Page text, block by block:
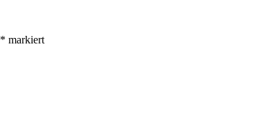
* markiert